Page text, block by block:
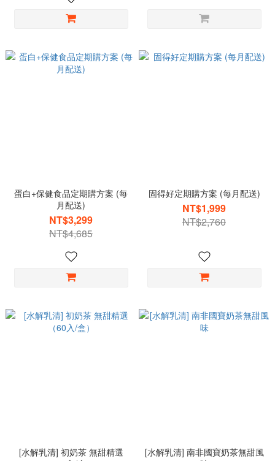
蛋白+保健食品定期購方案 (每
月配送)
NT$3,299
NT$4,685
固得好定期購方案 (每月配送)
NT$1,999
NT$2,760
[水解乳清] 初奶茶 無甜精選
[水解乳清] 南非國寶奶茶無甜風